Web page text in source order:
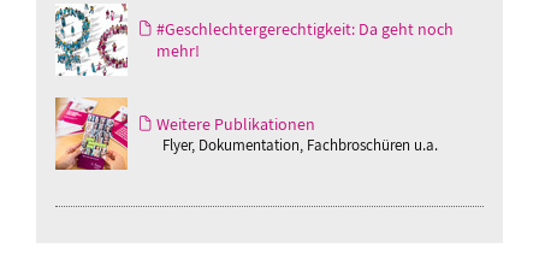
#Geschlechtergerechtigkeit: Da geht noch
mehr!
Weitere Publikationen
Flyer, Dokumentation, Fachbroschüren u.a.